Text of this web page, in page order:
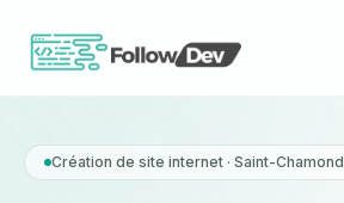
Création de site internet · Saint-Chamond